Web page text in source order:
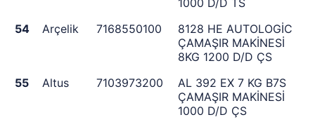
1000 D/D TS
54
Arçelik 7168550100
8128 HE AUTOLOGİC
ÇAMAŞIR MAKİNESİ
8KG 1200 D/D ÇS
55
Altus 7103973200
AL 392 EX 7 KG B7S
ÇAMAŞIR MAKİNESİ
1000 D/D ÇS